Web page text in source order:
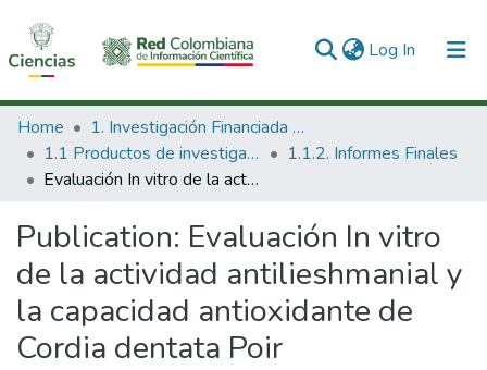
Log In (current)
Communities & Collections
All of DSpace
Home
1. Investigación Financiada con Recursos Públicos
1.1 Productos de investigación
1.1.2. Informes Finales
Evaluación In vitro de la actividad antilieshmanial y la capacidad antioxidante de Cordia dentata Poir
Publication: Evaluación In vitro
de la actividad antilieshmanial y
la capacidad antioxidante de
Cordia dentata Poir